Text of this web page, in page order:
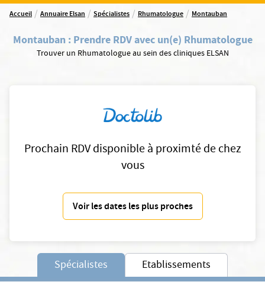
Accueil / Annuaire Elsan / Spécialistes / Rhumatologue / Montauban
Montauban: Prendre RDV avec un(e) Rhumatologue
Trouver un Rhumatologue au sein des cliniques ELSAN
Prochain RDV disponible à proximté de chez
vous
Voir les dates les plus proches
Spécialistes Etablissements